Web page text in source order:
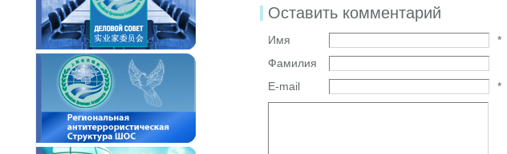
Оставить комментарий
Имя
*
Фамилия
E-mail
*